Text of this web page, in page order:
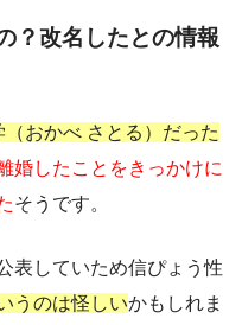
？改名したとの情報
おかべ さとる）だった
婚したことをきっかけに
そうです。
表していため信ぴょう性
うのは怪しいかもしれま